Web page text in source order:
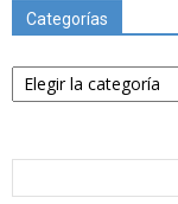
Categorías
Categorías